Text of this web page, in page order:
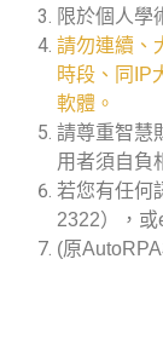
限於個人學
請勿連續、
時段、同IP
軟體。
請尊重智慧
用者須自負
若您有任何
2322），或
(原